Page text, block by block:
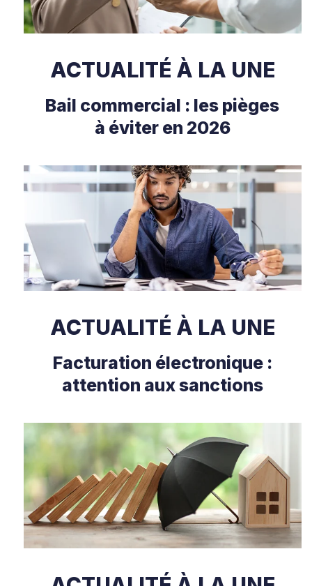
ACTUALITÉ À LA UNE
Bail commercial : les pièges
à éviter en 2026
ACTUALITÉ À LA UNE
Facturation électronique :
attention aux sanctions